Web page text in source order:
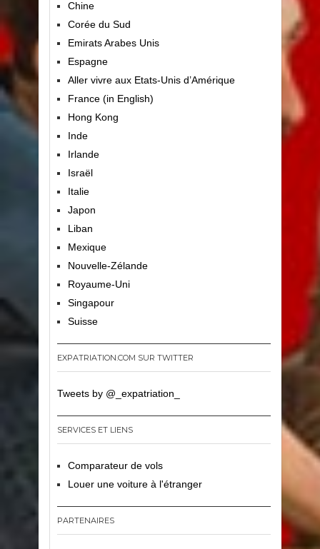
Chine
Corée du Sud
Emirats Arabes Unis
Espagne
Aller vivre aux Etats-Unis d’Amérique
France (in English)
Hong Kong
Inde
Irlande
Israël
Italie
Japon
Liban
Mexique
Nouvelle-Zélande
Royaume-Uni
Singapour
Suisse
EXPATRIATION.COM SUR TWITTER
Tweets by @_expatriation_
SERVICES ET LIENS
Comparateur de vols
Louer une voiture à l'étranger
PARTENAIRES